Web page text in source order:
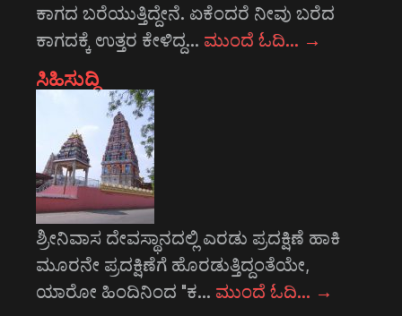
ಕಾಗದ ಬರೆಯುತ್ತಿದ್ದೇನೆ. ಏಕೆಂದರೆ ನೀವು ಬರೆದ
ಕಾಗದಕ್ಕೆ ಉತ್ತರ ಕೇಳಿದ್ದ… ಮುಂದೆ ಓದಿ… →
ಸಿಹಿಸುದ್ದಿ
ಶ್ರೀನಿವಾಸ ದೇವಸ್ಥಾನದಲ್ಲಿ ಎರಡು ಪ್ರದಕ್ಷಿಣೆ ಹಾಕಿ
ಮೂರನೇ ಪ್ರದಕ್ಷಿಣೆಗೆ ಹೊರಡುತ್ತಿದ್ದಂತೆಯೇ,
ಯಾರೋ ಹಿಂದಿನಿಂದ "ಕ… ಮುಂದೆ ಓದಿ… →